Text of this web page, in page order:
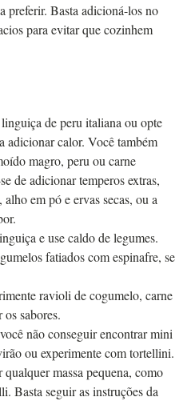
preferir. Basta adicioná-los no
para evitar que cozinhem
de peru italiana ou opte
adicionar calor. Você também
magro, peru ou carne
de adicionar temperos extras,
em pó e ervas secas, ou a
e use caldo de legumes.
fatiados com espinafre, se
ravioli de cogumelo, carne
sabores.
não conseguir encontrar mini
ou experimente com tortellini.
massa pequena, como
Basta seguir as instruções da